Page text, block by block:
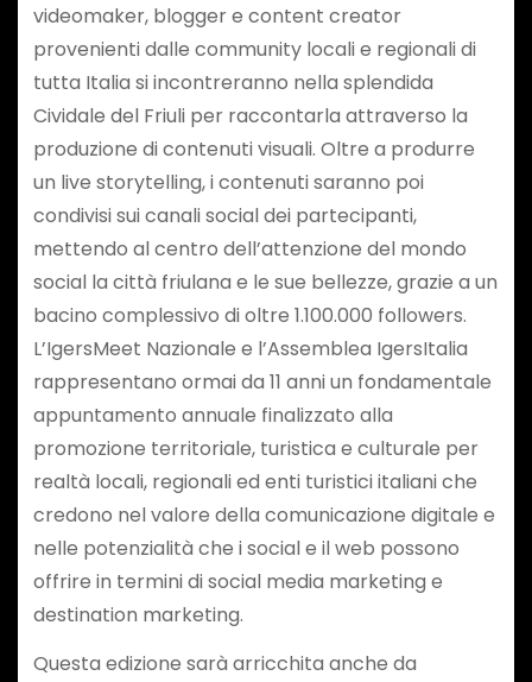
videomaker, blogger e content creator
provenienti dalle community locali e regionali di
tutta Italia si incontreranno nella splendida
Cividale del Friuli per raccontarla attraverso la
produzione di contenuti visuali. Oltre a produrre
un live storytelling, i contenuti saranno poi
condivisi sui canali social dei partecipanti,
mettendo al centro dell’attenzione del mondo
social la città friulana e le sue bellezze, grazie a un
bacino complessivo di oltre 1.100.000 followers.
L’IgersMeet Nazionale e l’Assemblea IgersItalia
rappresentano ormai da 11 anni un fondamentale
appuntamento annuale finalizzato alla
promozione territoriale, turistica e culturale per
realtà locali, regionali ed enti turistici italiani che
credono nel valore della comunicazione digitale e
nelle potenzialità che i social e il web possono
offrire in termini di social media marketing e
destination marketing.
Questa edizione sarà arricchita anche da